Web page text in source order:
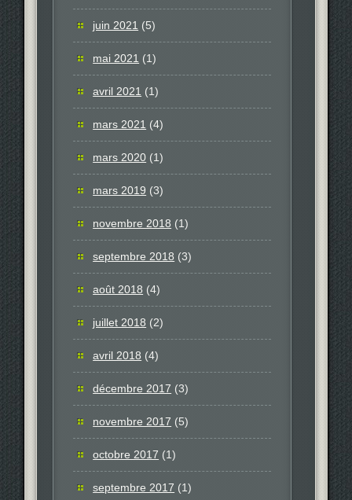
juin 2021 (5)
mai 2021 (1)
avril 2021 (1)
mars 2021 (4)
mars 2020 (1)
mars 2019 (3)
novembre 2018 (1)
septembre 2018 (3)
août 2018 (4)
juillet 2018 (2)
avril 2018 (4)
décembre 2017 (3)
novembre 2017 (5)
octobre 2017 (1)
septembre 2017 (1)